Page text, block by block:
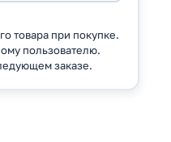
товара при покупке.
пользователю.
заказе.